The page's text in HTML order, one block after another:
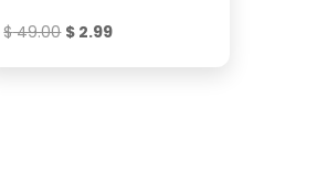
$49.00 El
$ 2.99El